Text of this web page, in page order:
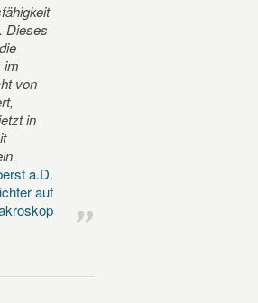
Dieses
im
von
in
a.D.
auf